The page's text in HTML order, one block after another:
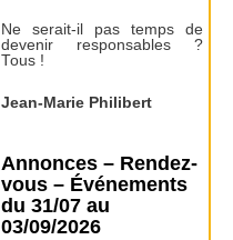
Ne serait-il pas temps de
devenir responsables ?
Tous !
Jean-Marie Philibert
Annonces – Rendez-
vous – Événements
du 31/07 au
03/09/2026